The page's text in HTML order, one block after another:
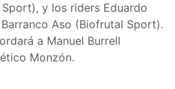
y los riders Eduardo
Aso (Biofrutal Sport).
a Manuel Burrell
Monzón.